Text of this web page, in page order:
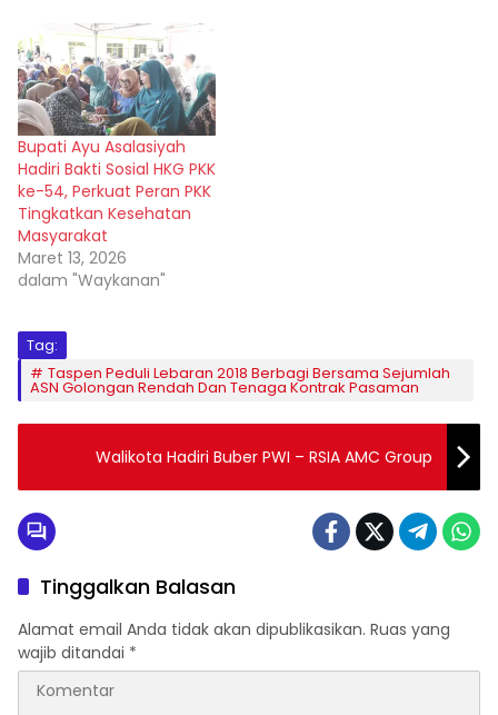
Bupati Ayu Asalasiyah
Hadiri Bakti Sosial HKG PKK
ke-54, Perkuat Peran PKK
Tingkatkan Kesehatan
Masyarakat
Maret 13, 2026
dalam "Waykanan"
Tag:
Taspen Peduli Lebaran 2018 Berbagi Bersama Sejumlah
ASN Golongan Rendah Dan Tenaga Kontrak Pasaman
Walikota Hadiri Buber PWI – RSIA AMC Group
Tinggalkan Balasan
Alamat email Anda tidak akan dipublikasikan. Ruas yang
wajib ditandai *